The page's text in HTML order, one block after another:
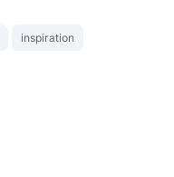
inspiration